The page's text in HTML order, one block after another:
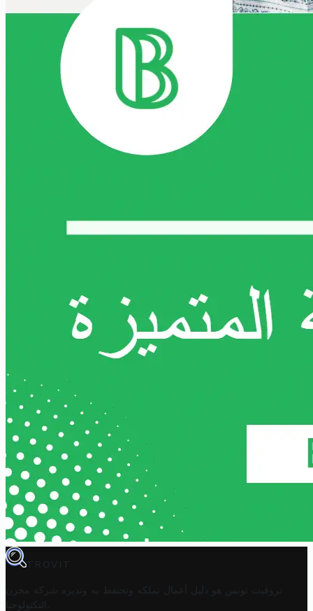
TROVIT
تروفيت تونس هو دليل أعمال تملكه وتحتفظ به وتديره
شركة مخزن
التكنولوجيا